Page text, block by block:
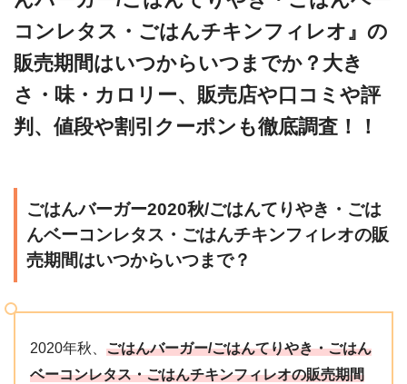
コンレタス・ごはんチキンフィレオ』の
販売期間はいつからいつまでか？大き
さ・味・カロリー、販売店や口コミや評
判、値段や割引クーポンも徹底調査！！
ごはんバーガー2020秋/ごはんてりやき・ごは
んベーコンレタス・ごはんチキンフィレオの販
売期間はいつからいつまで？
2020年秋、 ごはんバーガー/ごはんてりやき・ごはん
ベーコンレタス・ごはんチキンフィレオの販売期間